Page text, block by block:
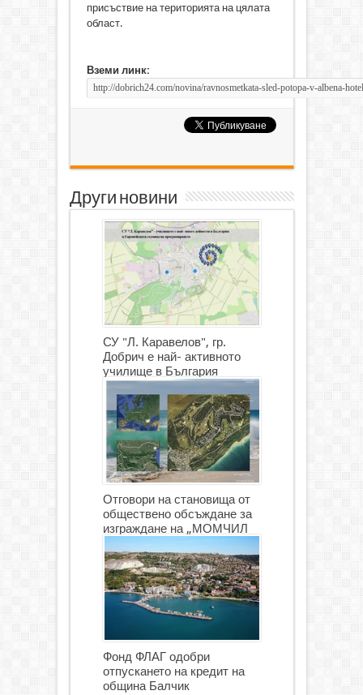
присъствие на територията на цялата
област.
Вземи линк:
Други новини
СУ "Л. Каравелов", гр.
Добрич е най- активното
училище в България
Отговори на становища от
обществено обсъждане за
изграждане на „МОМЧИЛ
ГОЛФ И ГОЛФ ИГРИЩЕ”
Фонд ФЛАГ одобри
отпускането на кредит на
община Балчик